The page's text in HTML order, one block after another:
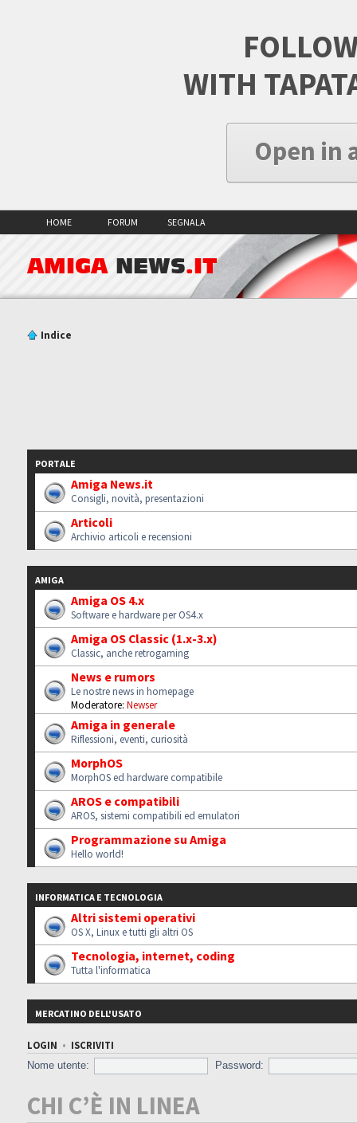
WITH
Open in
HOME FORUM SEGNALA
AMIGA NEWS.IT
Indice
PORTALE
Amiga News.it
Consigli, novità, presentazioni
Articoli
Archivio articoli e recensioni
AMIGA
Amiga OS 4.x
Software e hardware per OS4.x
Amiga OS Classic (1.x-3.x)
Classic, anche retrogaming
News e rumors
Le nostre news in homepage
Moderatore: Newser
Amiga in generale
Riflessioni, eventi, curiosità
MorphOS
MorphOS ed hardware compatibile
AROS e compatibili
AROS, sistemi compatibili ed emulatori
Programmazione su Amiga
Hello world!
INFORMATICA E TECNOLOGIA
Altri sistemi operativi
OS X, Linux e tutti gli altri OS
Tecnologia, internet, coding
Tutta l'informatica
MERCATINO DELL'USATO
LOGIN • ISCRIVITI
Nome utente:
Password:
CHI C’È IN LINEA